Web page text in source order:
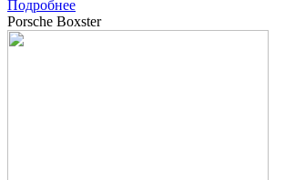
Подробнее
Porsche Boxster